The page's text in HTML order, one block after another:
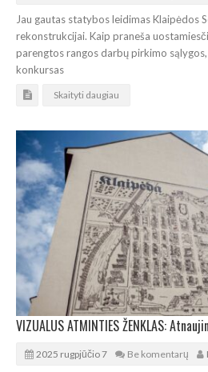
Jau gautas statybos leidimas Klaipėdos
rekonstrukcijai. Kaip praneša
parengtos rangos darbų pirkimo
konkursas
Skaityti daugiau
2025 rugpjūčio 7 Be komentarų